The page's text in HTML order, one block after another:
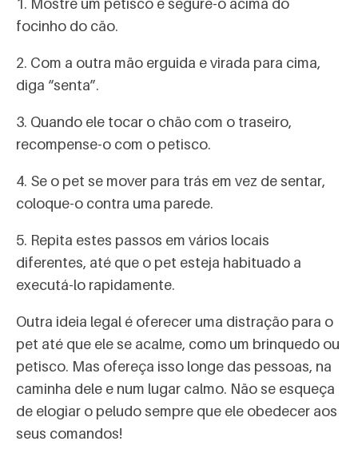
1. Mostre um petisco e segure-o acima do
focinho do cão.
2. Com a outra mão erguida e virada para cima,
diga “senta”.
3. Quando ele tocar o chão com o traseiro,
recompense-o com o petisco.
4. Se o pet se mover para trás em vez de sentar,
coloque-o contra uma parede.
5. Repita estes passos em vários locais
diferentes, até que o pet esteja habituado a
executá-lo rapidamente.
Outra ideia legal é oferecer uma distração para o
pet até que ele se acalme, como um brinquedo ou
petisco. Mas ofereça isso longe das pessoas, na
caminha dele e num lugar calmo. Não se esqueça
de elogiar o peludo sempre que ele obedecer aos
seus comandos!